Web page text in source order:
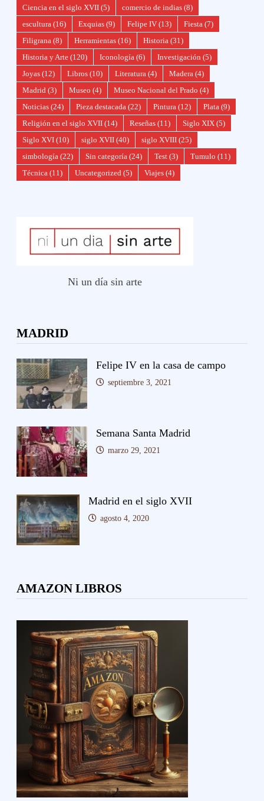
Ciencia en el siglo XVII (5) comercio de indias (8)
escultura (16) Exquias (9) Felipe IV (13) Fiesta (7)
Filigrana (8) Herramientas (16) Historia (31)
Historia y Arte (120) Iconología (6) Investigación (5)
Joyas (12) Libros (10) Literatura (4) Madera (4)
Madrid (3) Museo (4) Museo Nacional del Prado (4)
Noticias (24) Pieza destacada (22) Pintura (12) Plata (9)
Religión en el siglo XVII (14) Reseñas (11) Siglo XIX (5)
Siglo XVI (10) siglo XVII (40) siglo XVIII (25)
simbología (22) Sin categoría (24) Test (3) Tumulo (11)
Técnica (11) Uncategorized (5) Viajes (4)
Ni un día sin arte
MADRID
Felipe IV en la casa de campo
septiembre 3, 2021
Semana Santa Madrid
marzo 29, 2021
Madrid en el siglo XVII
agosto 4, 2020
AMAZON LIBROS